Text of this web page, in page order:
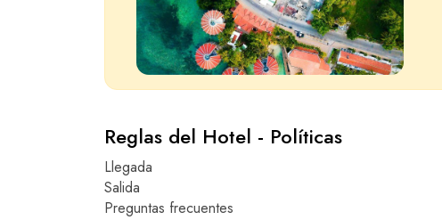
Reglas del Hotel - Políticas
Llegada
Salida
Preguntas frecuentes